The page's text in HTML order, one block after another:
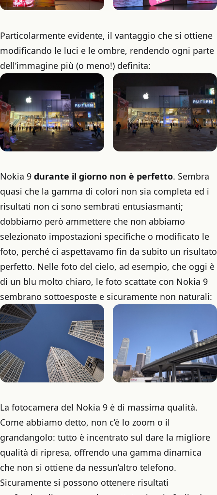
Particolarmente evidente, il vantaggio che si ottiene
modificando le luci e le ombre, rendendo ogni parte
dell’immagine più (o meno!) definita:
Nokia 9 durante il giorno non è perfetto. Sembra
quasi che la gamma di colori non sia completa ed i
risultati non ci sono sembrati entusiasmanti;
dobbiamo però ammettere che non abbiamo
selezionato impostazioni specifiche o modificato le
foto, perché ci aspettavamo fin da subito un risultato
perfetto. Nelle foto del cielo, ad esempio, che oggi è
di un blu molto chiaro, le foto scattate con Nokia 9
sembrano sottoesposte e sicuramente non naturali:
La fotocamera del Nokia 9 è di massima qualità.
Come abbiamo detto, non c’è lo zoom o il
grandangolo: tutto è incentrato sul dare la migliore
qualità di ripresa, offrendo una gamma dinamica
che non si ottiene da nessun’altro telefono.
Sicuramente si possono ottenere risultati